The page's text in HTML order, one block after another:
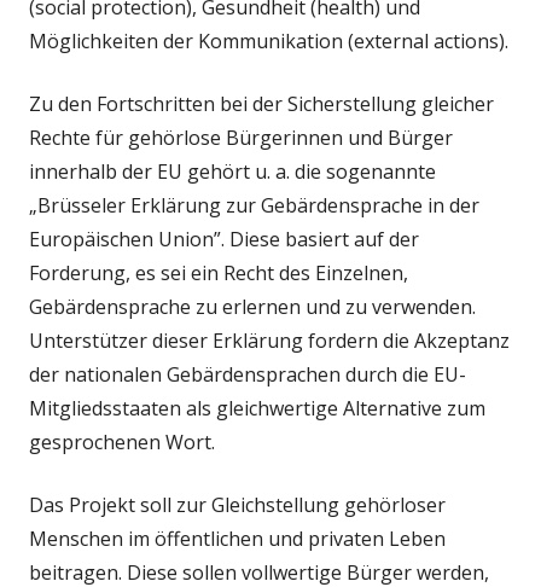
(social protection), Gesundheit (health) und
Möglichkeiten der Kommunikation (external actions).
Zu den Fortschritten bei der Sicherstellung gleicher
Rechte für gehörlose Bürgerinnen und Bürger
innerhalb der EU gehört u. a. die sogenannte
„Brüsseler Erklärung zur Gebärdensprache in der
Europäischen Union”. Diese basiert auf der
Forderung, es sei ein Recht des Einzelnen,
Gebärdensprache zu erlernen und zu verwenden.
Unterstützer dieser Erklärung fordern die Akzeptanz
der nationalen Gebärdensprachen durch die EU-
Mitgliedsstaaten als gleichwertige Alternative zum
gesprochenen Wort.
Das Projekt soll zur Gleichstellung gehörloser
Menschen im öffentlichen und privaten Leben
beitragen. Diese sollen vollwertige Bürger werden,